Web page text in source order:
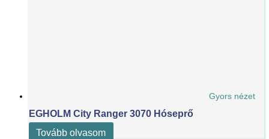
Gyors nézet
EGHOLM City Ranger 3070 Hóseprő
Tovább olvasom